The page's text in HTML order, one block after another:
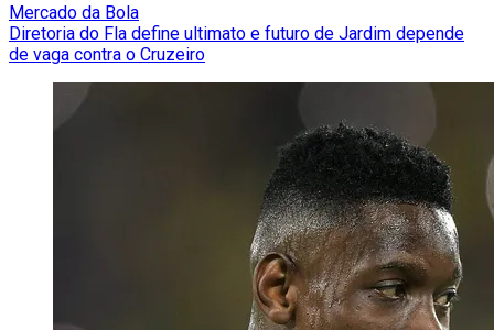
Mercado da Bola
Diretoria do Fla define ultimato e futuro de Jardim depende
de vaga contra o Cruzeiro